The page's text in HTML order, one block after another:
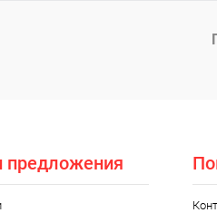
предложения